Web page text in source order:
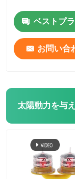
工場旅行
品質管理
私達に連絡し
引用を要求し
航空障害物表示
ベストプ
お問い合
太陽動力を与